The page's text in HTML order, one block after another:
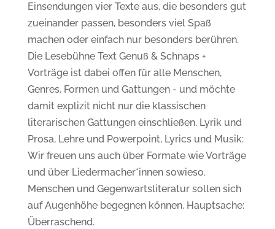
Einsendungen vier Texte aus, die besonders gut
zueinander passen, besonders viel Spaß
machen oder einfach nur besonders berühren.
Die Lesebühne Text Genuß & Schnaps +
Vorträge ist dabei offen für alle Menschen,
Genres, Formen und Gattungen - und möchte
damit explizit nicht nur die klassischen
literarischen Gattungen einschließen. Lyrik und
Prosa, Lehre und Powerpoint, Lyrics und Musik:
Wir freuen uns auch über Formate wie Vorträge
und über Liedermacher*innen sowieso.
Menschen und Gegenwartsliteratur sollen sich
auf Augenhöhe begegnen können. Hauptsache:
Überraschend.